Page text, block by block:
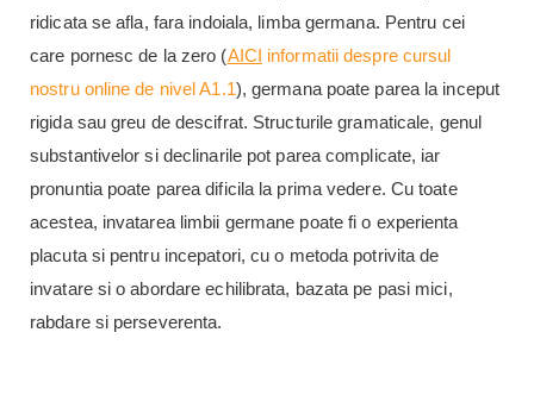
ridicata se afla, fara indoiala, limba germana. Pentru cei
care pornesc de la zero (AICI informatii despre cursul
nostru online de nivel A1.1), germana poate parea la inceput
rigida sau greu de descifrat. Structurile gramaticale, genul
substantivelor si declinarile pot parea complicate, iar
pronuntia poate parea dificila la prima vedere. Cu toate
acestea, invatarea limbii germane poate fi o experienta
placuta si pentru incepatori, cu o metoda potrivita de
invatare si o abordare echilibrata, bazata pe pasi mici,
rabdare si perseverenta.